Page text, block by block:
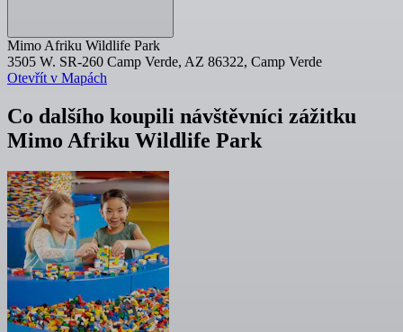
Mimo Afriku Wildlife Park
3505 W. SR-260 Camp Verde, AZ 86322, Camp Verde
Otevřít v Mapách
Co dalšího koupili návštěvníci zážitku
Mimo Afriku Wildlife Park